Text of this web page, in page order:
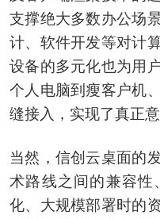
支撑绝大多数办公场
计、软件开发等对计
设备的多元化也为用
个人电脑到瘦客户机
缝接入，实现了真正
当然，信创云桌面的
术路线之间的兼容
化、大规模部署时的